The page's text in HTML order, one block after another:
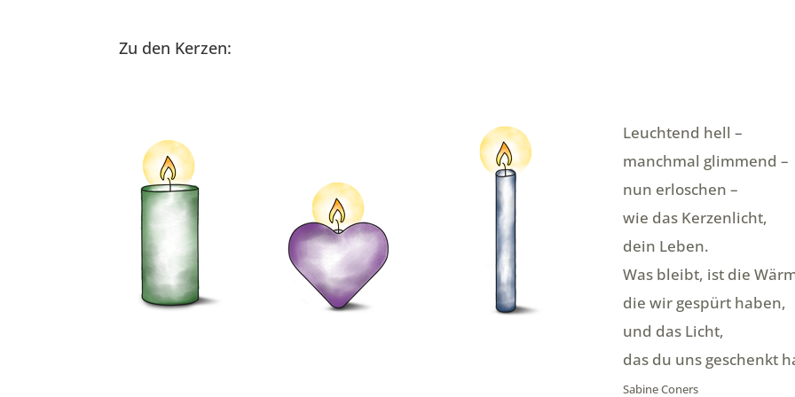
Zu den Kerzen:
Leuchtend hell –
manchmal glimmend –
nun erloschen –
wie das Kerzenlicht,
dein Leben.
Was bleibt, ist die
die wir gespürt haben,
und das Licht,
das du uns geschenkt
Sabine Coners